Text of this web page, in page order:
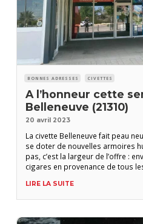
BONNES ADRESSES CIVETTES
A l’honneur cette
Belleneuve (21310)
20 avril 2023
La civette Belleneuve fait peau
se doter de nouvelles armoires
pas, c’est la largeur de l’offre :
cigares en provenance de tous
Xikar, Adorini, In Puro Veritas ou
briquets siglés L’Amateur
LIRE LA SUITE